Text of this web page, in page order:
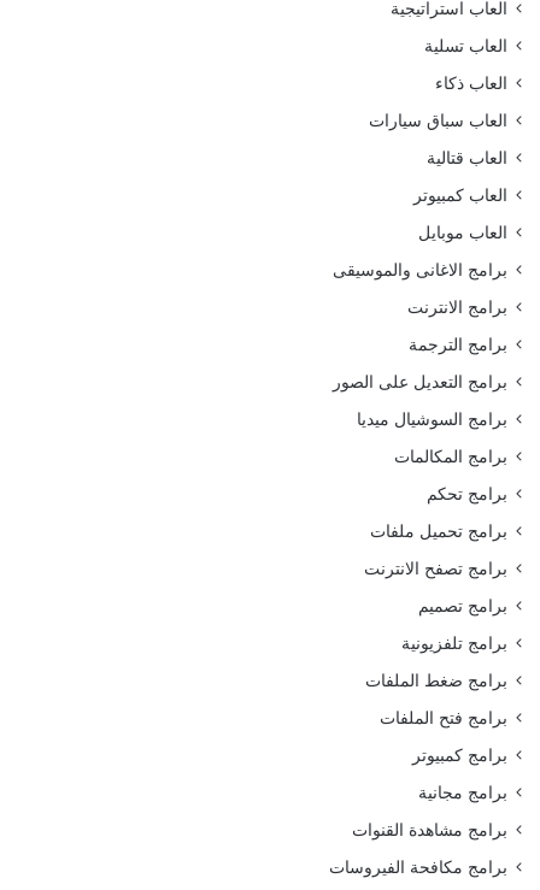
العاب استراتيجية
العاب تسلية
العاب ذكاء
العاب سباق سيارات
العاب قتالية
العاب كمبيوتر
العاب موبايل
برامج الاغانى والموسيقى
برامج الانترنت
برامج الترجمة
برامج التعديل على الصور
برامج السوشيال ميديا
برامج المكالمات
برامج تحكم
برامج تحميل ملفات
برامج تصفح الانترنت
برامج تصميم
برامج تلفزيونية
برامج ضغط الملفات
برامج فتح الملفات
برامج كمبيوتر
برامج مجانية
برامج مشاهدة القنوات
برامج مكافحة الفيروسات